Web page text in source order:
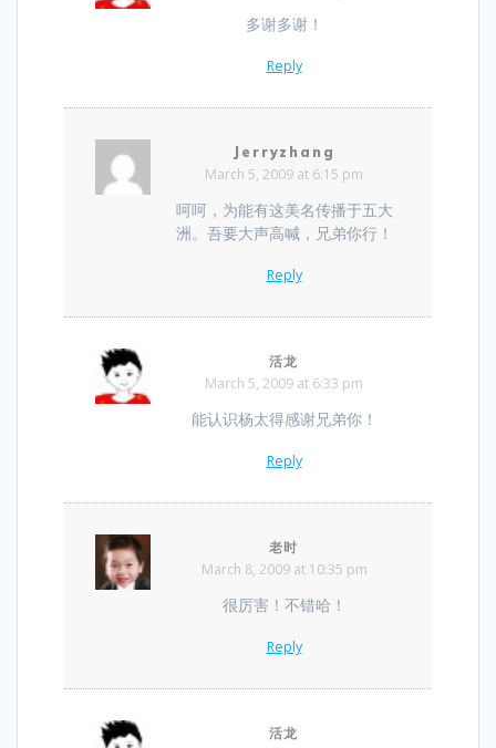
多谢多谢！
Reply
Jerryzhang
March 5, 2009 at 6:15 pm
呵呵，为能有这美名传播于五大
洲。吾要大声高喊，兄弟你行！
Reply
活龙
March 5, 2009 at 6:33 pm
能认识杨太得感谢兄弟你！
Reply
老时
March 8, 2009 at 10:35 pm
很厉害！不错哈！
Reply
活龙